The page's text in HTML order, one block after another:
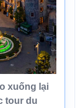
xuống lại
tour du